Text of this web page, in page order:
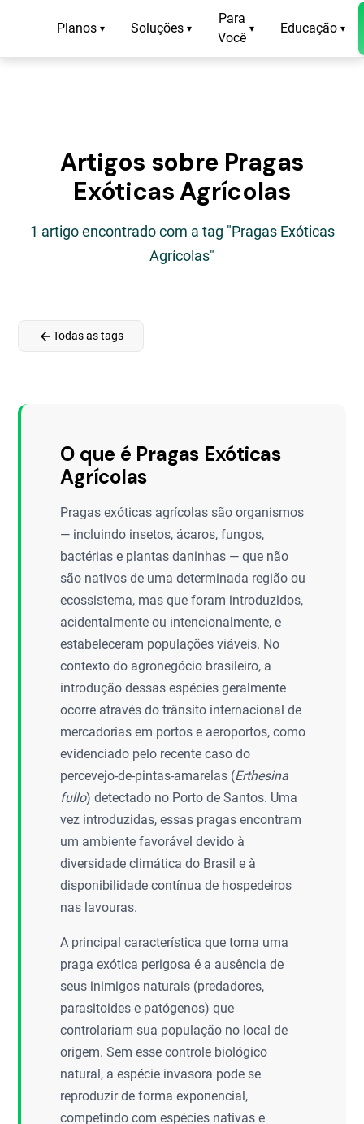
Planos ▾ Soluções ▾
Para
Você
▾ Educação ▾
Artigos sobre Pragas
Exóticas Agrícolas
1 artigo encontrado com a tag "Pragas Exóticas
Agrícolas"
arrow_backTodas as tags
O que é Pragas Exóticas
Agrícolas
Pragas exóticas agrícolas são organismos
— incluindo insetos, ácaros, fungos,
bactérias e plantas daninhas — que não
são nativos de uma determinada região ou
ecossistema, mas que foram introduzidos,
acidentalmente ou intencionalmente, e
estabeleceram populações viáveis. No
contexto do agronegócio brasileiro, a
introdução dessas espécies geralmente
ocorre através do trânsito internacional de
mercadorias em portos e aeroportos, como
evidenciado pelo recente caso do
percevejo-de-pintas-amarelas (Erthesina
fullo) detectado no Porto de Santos. Uma
vez introduzidas, essas pragas encontram
um ambiente favorável devido à
diversidade climática do Brasil e à
disponibilidade contínua de hospedeiros
nas lavouras.
A principal característica que torna uma
praga exótica perigosa é a ausência de
seus inimigos naturais (predadores,
parasitoides e patógenos) que
controlariam sua população no local de
origem. Sem esse controle biológico
natural, a espécie invasora pode se
reproduzir de forma exponencial,
competindo com espécies nativas e